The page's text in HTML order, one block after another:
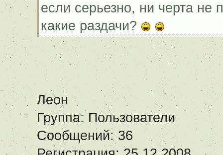
если серьезно, ни черта не
какие раздачи?
Леон
Группа: Пользователи
Сообщений: 36